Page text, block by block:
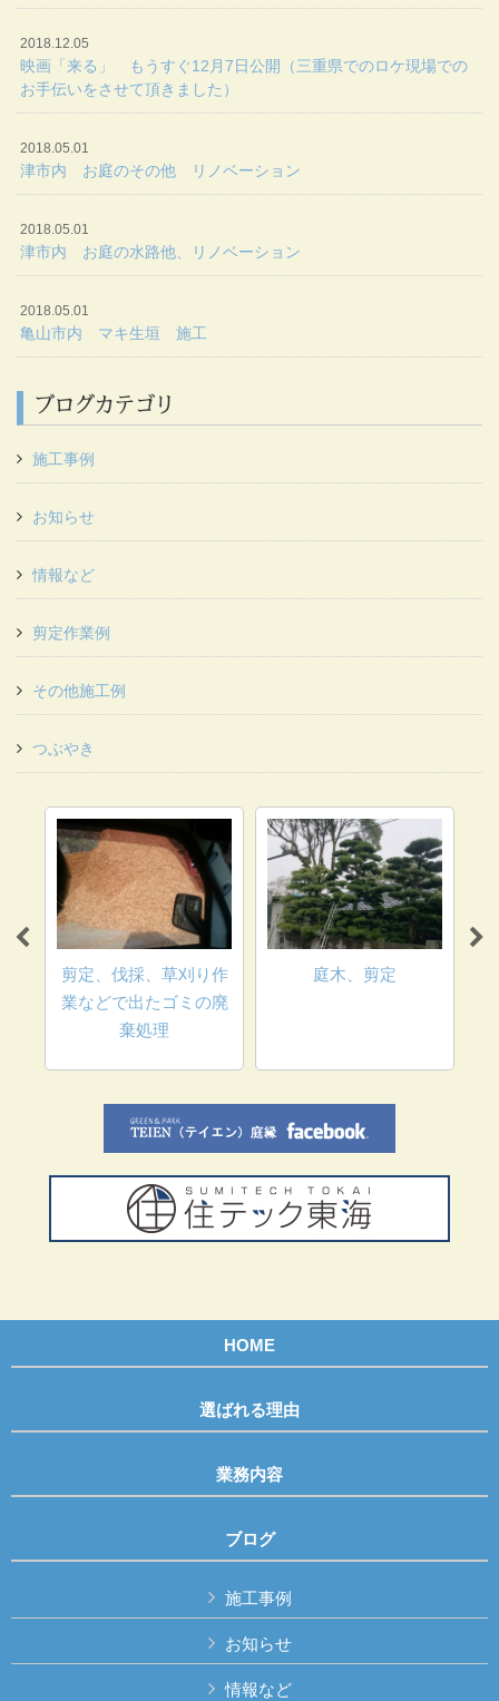
2018.12.05
映画「来る」 もうすぐ12月7日公開（三重県でのロケ現場での
お手伝いをさせて頂きました）
2018.05.01
津市内 お庭のその他 リノベーション
2018.05.01
津市内 お庭の水路他、リノベーション
2018.05.01
亀山市内 マキ生垣 施工
ブログカテゴリ
施工事例
お知らせ
情報など
剪定作業例
その他施工例
つぶやき
剪定、伐採、草刈り作
業などで出たゴミの廃
棄処理
庭木、剪定
HOME
選ばれる理由
業務内容
ブログ
施工事例
お知らせ
情報など